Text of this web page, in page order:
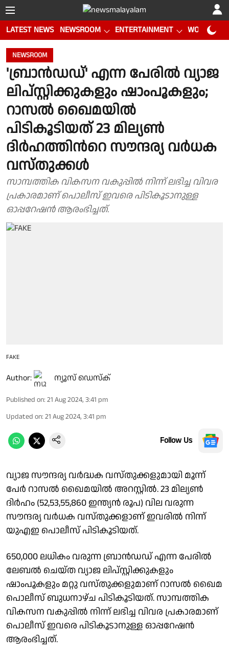
LATEST NEWS NEWSROOM ENTERTAINMENT WORLD CUP
NEWSROOM
'ബ്രാന്‍ഡഡ്' എന്ന പേരില്‍ വ്യാജ
ലിപ്സ്റ്റിക്കുകളും ഷാംപൂകളും;
റാസല്‍ ഖൈമയില്‍
പിടികൂടിയത് 23 മില്യണ്‍
ദിര്‍ഹത്തിന്‍റെ സൗന്ദര്യ വര്‍ധക
വസ്തുക്കള്‍
സാമ്പത്തിക വികസന വകുപ്പില്‍ നിന്ന് ലഭിച്ച വിവര
പ്രകാരമാണ് പൊലീസ് ഇവരെ പിടികൂടാനുള്ള
ഓപ്പറേഷന്‍ ആരംഭിച്ചത്.
FAKE
Author: ന്യൂസ് ഡെസ്ക്
Published on: 21 Aug 2024, 3:41 pm
Updated on: 21 Aug 2024, 3:41 pm
Follow Us
വ്യാജ സൗന്ദര്യ വര്‍ദ്ധക വസ്തുക്കളുമായി മൂന്ന്
പേര്‍ റാസല്‍ ഖൈമയില്‍ അറസ്റ്റില്‍. 23 മില്യണ്‍
ദിര്‍ഹം (52,53,55,860 ഇന്ത്യൻ രൂപ) വില വരുന്ന
സൗന്ദര്യ വര്‍ധക വസ്തുക്കളാണ് ഇവരില്‍ നിന്ന്
യുഎഇ പൊലീസ് പിടികൂടിയത്.
650,000 ലധികം വരുന്ന ബ്രാന്‍ഡഡ് എന്ന പേരില്‍
ലേബല്‍ ചെയ്ത വ്യാജ ലിപ്സ്റ്റിക്കുകളും
ഷാംപൂകളും മറ്റു വസ്തുക്കളുമാണ് റാസല്‍ ഖൈമ
പൊലീസ് ബുധനാഴ്ച പിടികൂടിയത്. സാമ്പത്തിക
വികസന വകുപ്പില്‍ നിന്ന് ലഭിച്ച വിവര പ്രകാരമാണ്
പൊലീസ് ഇവരെ പിടികൂടാനുള്ള ഓപ്പറേഷന്‍
ആരംഭിച്ചത്.